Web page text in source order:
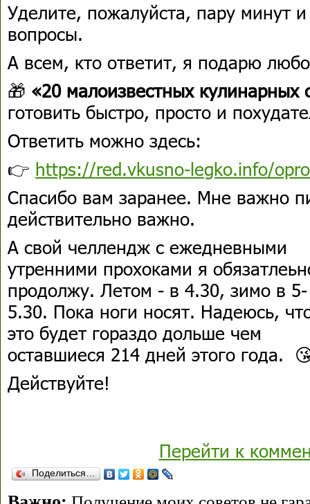
Уделите, пожалуйста, пару минут
вопросы.
А всем, кто ответит, я подарю
🎁 «20 малоизвестных кулинарных
готовить быстро, просто и
Ответить можно здесь:
👉 https://red.vkusno-legko.info/
Спасибо вам заранее. Мне важно
действительно важно.
А свой челлендж с ежедневными
утренними прохоками я
продолжу. Летом - в 4.30, зимо в 5-
5.30. Пока ноги носят. Надеюсь,
это будет гораздо дольше чем
оставшиеся 214 дней этого года.
Действуйте!
Перейти к
Поделиться…